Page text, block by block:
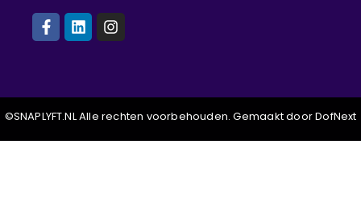
©SNAPLYFT.NL Alle rechten voorbehouden. Gemaakt door DofNext